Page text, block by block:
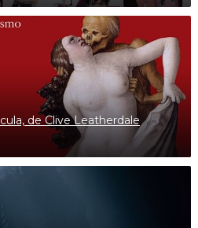
de Clive Leatherdale